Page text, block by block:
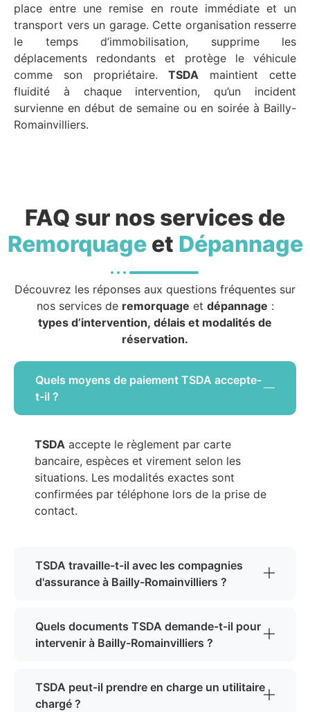
place entre une remise en route immédiate et un
transport vers un garage. Cette organisation resserre
le temps d’immobilisation, supprime les
déplacements redondants et protège le véhicule
comme son propriétaire.TSDA maintient cette
fluidité à chaque intervention, qu’un incident
survienne en début de semaine ou en soirée à Bailly-
Romainvilliers.
FAQ sur nos services de
Remorquageet Dépannage
Découvrez les réponses aux questions fréquentes sur
nos services de remorquage et dépannage :
types d’intervention, délais et modalités de
réservation.
Quels moyens de paiement TSDA accepte-
t-il ?
TSDA accepte le règlement par carte
bancaire, espèces et virement selon les
situations. Les modalités exactes sont
confirmées par téléphone lors de la prise de
contact.
TSDA travaille-t-il avec les compagnies
d'assurance à Bailly-Romainvilliers ?
Quels documents TSDA demande-t-il pour
intervenir à Bailly-Romainvilliers ?
TSDA peut-il prendre en charge un utilitaire
chargé ?